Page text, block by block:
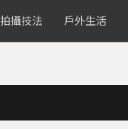
拍攝技法 戶外生活